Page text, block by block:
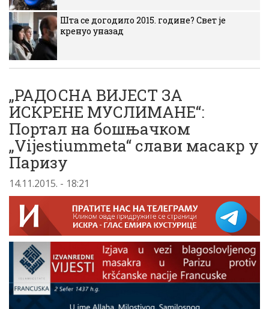
Шта се догодило 2015. године? Свет је
кренуо уназад
„РАДОСНА ВИЈЕСТ ЗА
ИСКРЕНЕ МУСЛИМАНЕ“:
Портал на бошњачком
„Vijestiummeta“ слави масакр у
Паризу
14.11.2015. - 18:21